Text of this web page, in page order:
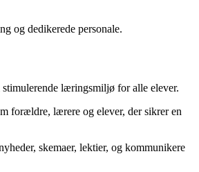
og dedikerede personale.
læringsmiljø for alle elever.
forældre, lærere og elever, der sikrer en
skemaer, lektier, og kommunikere